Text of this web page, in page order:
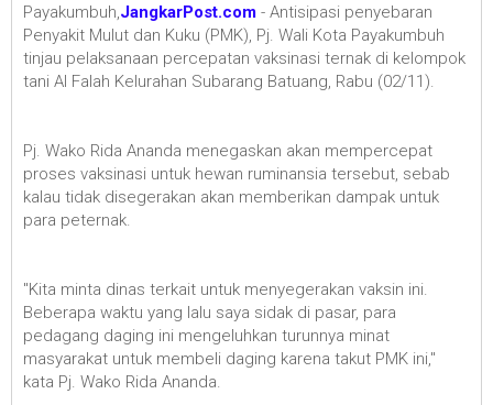
Payakumbuh, JangkarPost.com - Antisipasi penyebaran
Penyakit Mulut dan Kuku (PMK), Pj. Wali Kota Payakumbuh
tinjau pelaksanaan percepatan vaksinasi ternak di kelompok
tani Al Falah Kelurahan Subarang Batuang, Rabu (02/11).
Pj. Wako Rida Ananda menegaskan akan mempercepat
proses vaksinasi untuk hewan ruminansia tersebut, sebab
kalau tidak disegerakan akan memberikan dampak untuk
para peternak.
"Kita minta dinas terkait untuk menyegerakan vaksin ini.
Beberapa waktu yang lalu saya sidak di pasar, para
pedagang daging ini mengeluhkan turunnya minat
masyarakat untuk membeli daging karena takut PMK ini,"
kata Pj. Wako Rida Ananda.